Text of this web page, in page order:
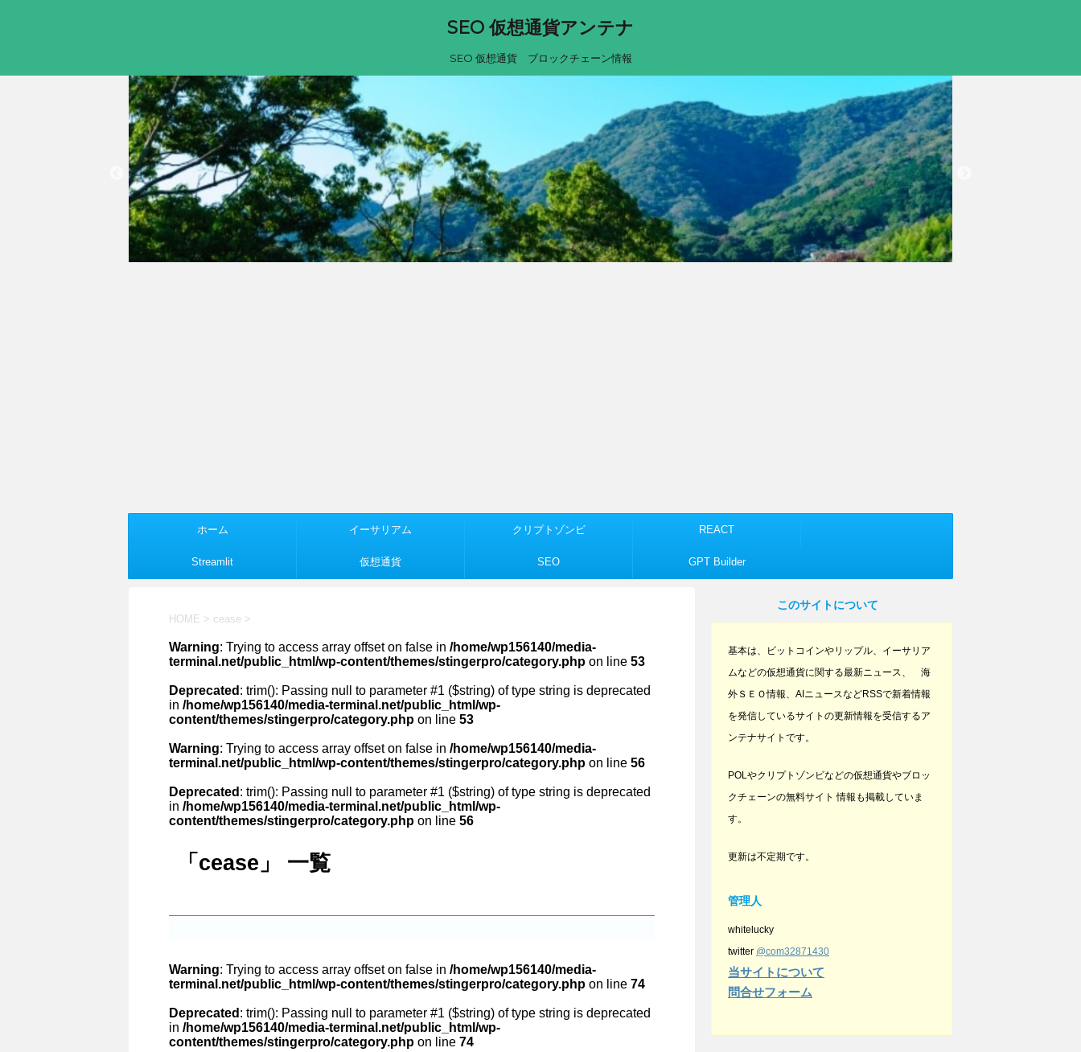
SEO 仮想通貨アンテナ
SEO 仮想通貨 ブロックチェーン情報
ホーム イーサリアム クリプトゾンビ REACT
Streamlit 仮想通貨 SEO GPT Builder
HOME > cease >
Warning: Trying to access array offset on false in /home/wp156140/media-
terminal.net/public_html/wp-content/themes/stingerpro/category.php on line 53
Deprecated : trim(): Passing null to parameter #1 ($string) of type string is deprecated
in /home/wp156140/media-terminal.net/public_html/wp-
content/themes/stingerpro/category.php on line 53
Warning: Trying to access array offset on false in /home/wp156140/media-
terminal.net/public_html/wp-content/themes/stingerpro/category.php on line 56
Deprecated : trim(): Passing null to parameter #1 ($string) of type string is deprecated
in /home/wp156140/media-terminal.net/public_html/wp-
content/themes/stingerpro/category.php on line 56
「cease」 一覧
Warning: Trying to access array offset on false in /home/wp156140/media-
terminal.net/public_html/wp-content/themes/stingerpro/category.php on line 74
Deprecated : trim(): Passing null to parameter #1 ($string) of type string is deprecated
in /home/wp156140/media-terminal.net/public_html/wp-
content/themes/stingerpro/category.php on line 74
このサイトについて
基本は、ビットコインやリップル、イーサリア
ムなどの仮想通貨に関する最新ニュース、 海
外ＳＥＯ情報、AIニュースなどRSSで新着情報
を発信しているサイトの更新情報を受信するア
ンテナサイトです。
POLやクリプトゾンビなどの仮想通貨やブロッ
クチェーンの無料サイト 情報も掲載していま
す。
更新は不定期です。
管理人
whitelucky
twitter @com32871430
当サイトについて
問合せフォーム